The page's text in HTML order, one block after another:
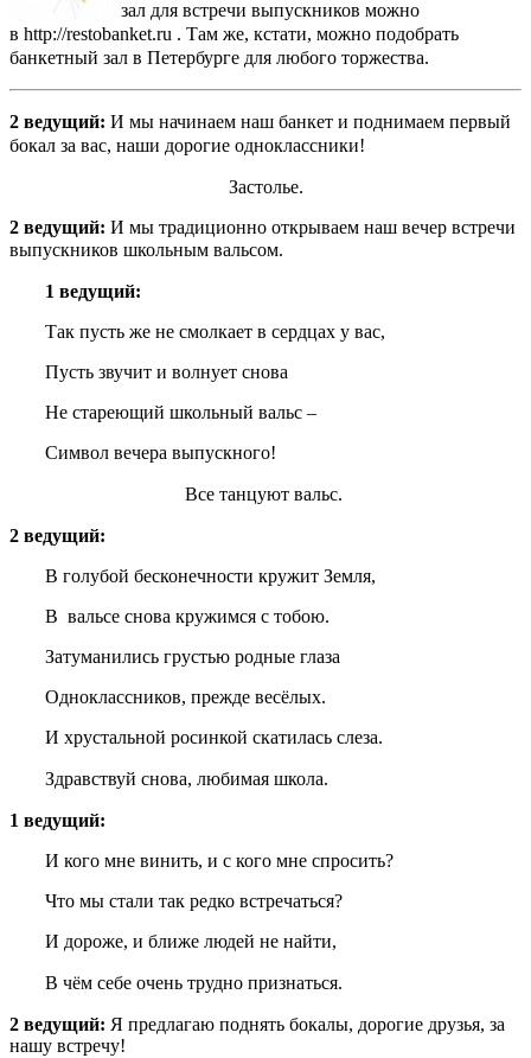
зал для встречи выпускников можно
в http://restobanket.ru . Там же, кстати, можно подобрать
банкетный зал в Петербурге для любого торжества.
2 ведущий: И мы начинаем наш банкет и поднимаем первый
бокал за вас, наши дорогие одноклассники!
Застолье.
2 ведущий: И мы традиционно открываем наш вечер встречи
выпускников школьным вальсом.
1 ведущий:
Так пусть же не смолкает в сердцах у вас,
Пусть звучит и волнует снова
Не стареющий школьный вальс –
Символ вечера выпускного!
Все танцуют вальс.
2 ведущий:
В голубой бесконечности кружит Земля,
В вальсе снова кружимся с тобою.
Затуманились грустью родные глаза
Одноклассников, прежде весёлых.
И хрустальной росинкой скатилась слеза.
Здравствуй снова, любимая школа.
1 ведущий:
И кого мне винить, и с кого мне спросить?
Что мы стали так редко встречаться?
И дороже, и ближе людей не найти,
В чём себе очень трудно признаться.
2 ведущий: Я предлагаю поднять бокалы, дорогие друзья, за
нашу встречу!